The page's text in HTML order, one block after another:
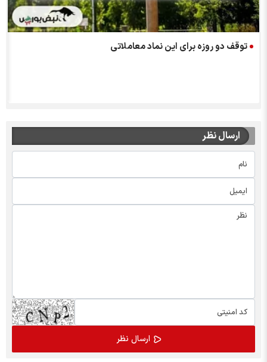
توقف دو روزه برای این نماد معاملاتی
ارسال نظر